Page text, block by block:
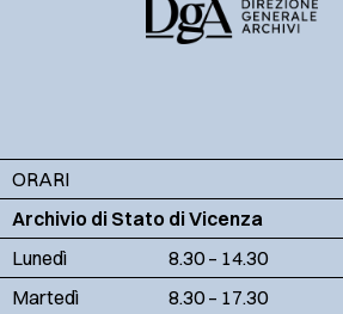
ORARI
Archivio di Stato di Vicenza
Lunedì
8.30 – 14.30
Martedì
8.30 – 17.30